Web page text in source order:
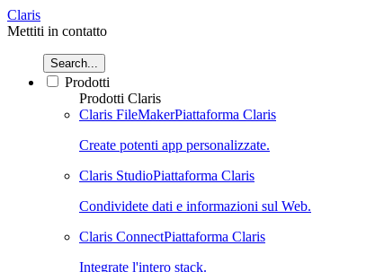
Claris
Mettiti in contatto
Search...
Prodotti
Prodotti Claris
Claris FileMakerPiattaforma Claris
Create potenti app personalizzate.
Claris StudioPiattaforma Claris
Condividete dati e informazioni sul Web.
Claris ConnectPiattaforma Claris
Integrate l'intero stack.